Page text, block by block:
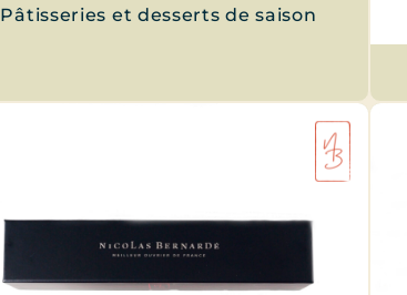
Pâtisseries et desserts de saison